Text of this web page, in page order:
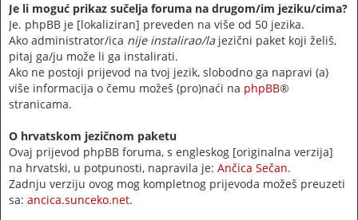
Je li moguć prikaz sučelja foruma na drugom/im jeziku/cima?
Je. phpBB je [lokaliziran] preveden na više od 50 jezika.
Ako administrator/ica nije instalirao/lajezični paket koji želiš,
pitaj ga/ju može li ga instalirati.
Ako ne postoji prijevod na tvoj jezik, slobodno ga napravi (a)
više informacija o čemu možeš (pro)naći na phpBB®
stranicama.
O hrvatskom jezičnom paketu
Ovaj prijevod phpBB foruma, s engleskog [originalna verzija]
na hrvatski, u potpunosti, napravila je: Ančica Sečan.
Zadnju verziju ovog mog kompletnog prijevoda možeš preuzeti
sa: ancica.sunceko.net.